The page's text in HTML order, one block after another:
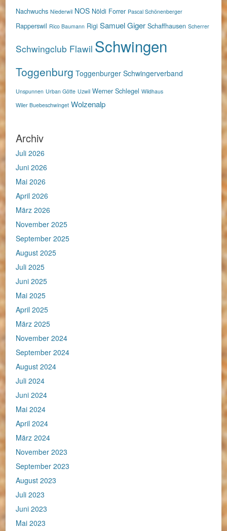
Nachwuchs Niederwil NOS Nöldi Forrer Pascal Schönenberger
Rapperswil Rico Baumann Rigi Samuel Giger Schaffhausen Scherrer
Schwingclub Flawil Schwingen
Toggenburg Toggenburger Schwingerverband
Unspunnen Urban Götte Uzwil Werner Schlegel Wildhaus
Wiler Buebeschwinget Wolzenalp
Archiv
Juli 2026
Juni 2026
Mai 2026
April 2026
März 2026
November 2025
September 2025
August 2025
Juli 2025
Juni 2025
Mai 2025
April 2025
März 2025
November 2024
September 2024
August 2024
Juli 2024
Juni 2024
Mai 2024
April 2024
März 2024
November 2023
September 2023
August 2023
Juli 2023
Juni 2023
Mai 2023